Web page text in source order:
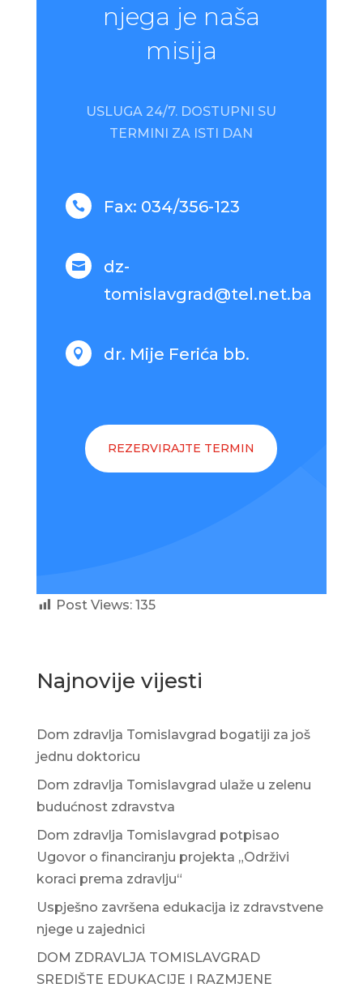
njega je naša
misija
USLUGA 24/7. DOSTUPNI SU
TERMINI ZA ISTI DAN
 Fax: 034/356-123

dz-
tomislavgrad@tel.net.ba
 dr. Mije Ferića bb.
REZERVIRAJTE TERMIN
Post Views: 135
Najnovije vijesti
Dom zdravlja Tomislavgrad bogatiji za još
jednu doktoricu
Dom zdravlja Tomislavgrad ulaže u zelenu
budućnost zdravstva
Dom zdravlja Tomislavgrad potpisao
Ugovor o financiranju projekta „Održivi
koraci prema zdravlju“
Uspješno završena edukacija iz zdravstvene
njege u zajednici
DOM ZDRAVLJA TOMISLAVGRAD
SREDIŠTE EDUKACIJE I RAZMJENE